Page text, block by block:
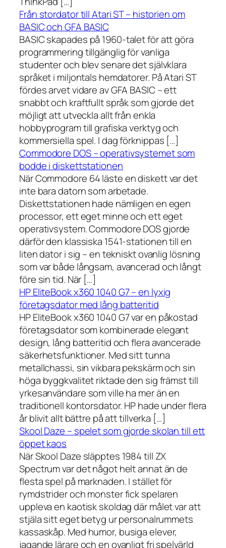
Från stordator till Atari ST – historien om
BASIC och GFA BASIC
BASIC skapades på 1960-talet för att göra
programmering tillgänglig för vanliga
studenter och blev senare det självklara
språket i miljontals hemdatorer. På Atari ST
fördes arvet vidare av GFA BASIC – ett
snabbt och kraftfullt språk som gjorde det
möjligt att utveckla allt från enkla
hobbyprogram till grafiska verktyg och
kommersiella spel. I dag förknippas […]
Commodore DOS – operativsystemet som
bodde i diskettstationen
När Commodore 64 läste en diskett var det
inte bara datorn som arbetade.
Diskettstationen hade nämligen en egen
processor, ett eget minne och ett eget
operativsystem. Commodore DOS gjorde
därför den klassiska 1541-stationen till en
liten dator i sig – en tekniskt ovanlig lösning
som var både långsam, avancerad och långt
före sin tid. När […]
HP EliteBook x360 1040 G7 – en lyxig
företagsdator med lång batteritid
HP EliteBook x360 1040 G7 var en påkostad
företagsdator som kombinerade elegant
design, lång batteritid och flera avancerade
säkerhetsfunktioner. Med sitt tunna
metallchassi, sin vikbara pekskärm och sin
höga byggkvalitet riktade den sig främst till
yrkesanvändare som ville ha mer än en
traditionell kontorsdator. HP hade under flera
år blivit allt bättre på att tillverka […]
Skool Daze – spelet som gjorde skolan till ett
öppet kaos
När Skool Daze släpptes 1984 till ZX
Spectrum var det något helt annat än de
flesta spel på marknaden. I stället för
rymdstrider och monster fick spelaren
uppleva en kaotisk skoldag där målet var att
stjäla sitt eget betyg ur personalrummets
kassaskåp. Med humor, busiga elever,
jagande lärare och en ovanligt fri spelvärld